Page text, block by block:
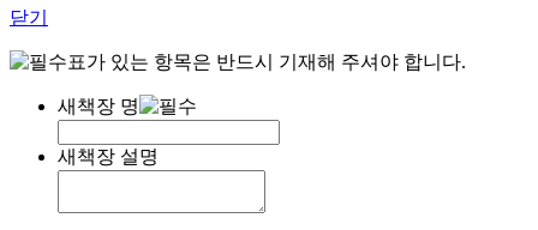
닫기
표가 있는 항목은 반드시 기재해 주셔야 합니다.
새책장 명
새책장 설명